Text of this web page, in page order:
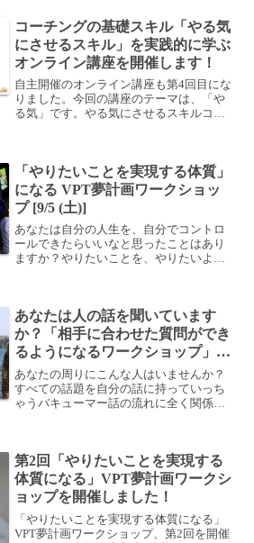
入ってしまいますが、我が...
コーチングの基礎スキル「やる気
にさせるスキル」を実践的に学ぶ
オンライン講座を開催します！
自主開催のオンライン講座も第4回目にな
りました。今回の講座のテーマは、「や
る気」です。やる気にさせるスキルコー
は、何か物事に取り...
「やりたいことを実現する体質」
になる VPT夢計画ワークショッ
プ [9/5 (土)]
あなたは自分の人生を、自分でコントロ
ールできたらいいなと思ったことはあり
ますか？やりたいことを、やりたいよう
いないかもしれません。「...
あなたは人の話を聞いています
か？「相手に合わせた質問ができ
るようになるワークショップ」開
催します [6/6 (土)]
あなたの周りにこんな人はいませんか？
すべての話題を自分の話に持っていっち
ゃうバキューマー話の流れに全く関係の
いう人が話の輪に混ざって...
第2回「やりたいことを実現する
体質になる」VPT夢計画ワークシ
ョップを開催しました！
「やりたいことを実現する体質になる」
VPT夢計画ワークショップ、第2回を開催